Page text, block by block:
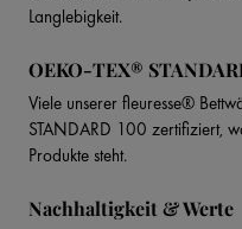
Langlebigkeit.
OEKO-TEX®
Viele unserer fleuresse®
STANDARD 100 zertifiziert,
Produkte steht.
Nachhaltigkeit & Werte